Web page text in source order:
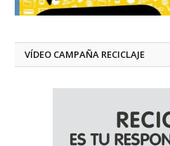
VÍDEO CAMPAÑA RECICLAJE